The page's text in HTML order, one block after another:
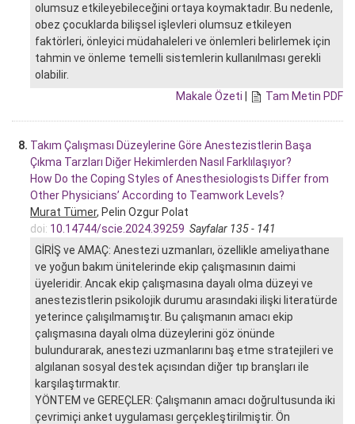
olumsuz etkileyebileceğini ortaya koymaktadır. Bu nedenle,
obez çocuklarda bilişsel işlevleri olumsuz etkileyen
faktörleri, önleyici müdahaleleri ve önlemleri belirlemek için
tahmin ve önleme temelli sistemlerin kullanılması gerekli
olabilir.
Makale Özeti | Tam Metin PDF
8. Takım Çalışması Düzeylerine Göre Anestezistlerin Başa
Çıkma Tarzları Diğer Hekimlerden Nasıl Farklılaşıyor?
How Do the Coping Styles of Anesthesiologists Differ from
Other Physicians’ According to Teamwork Levels?
Murat Tümer, Pelin Ozgur Polat
doi: 10.14744/scie.2024.39259 Sayfalar 135 - 141
GİRİŞ ve AMAÇ: Anestezi uzmanları, özellikle ameliyathane
ve yoğun bakım ünitelerinde ekip çalışmasının daimi
üyeleridir. Ancak ekip çalışmasına dayalı olma düzeyi ve
anestezistlerin psikolojik durumu arasındaki ilişki literatürde
yeterince çalışılmamıştır. Bu çalışmanın amacı ekip
çalışmasına dayalı olma düzeylerini göz önünde
bulundurarak, anestezi uzmanlarını baş etme stratejileri ve
algılanan sosyal destek açısından diğer tıp branşları ile
karşılaştırmaktır.
YÖNTEM ve GEREÇLER: Çalışmanın amacı doğrultusunda iki
çevrimiçi anket uygulaması gerçekleştirilmiştir. Ön